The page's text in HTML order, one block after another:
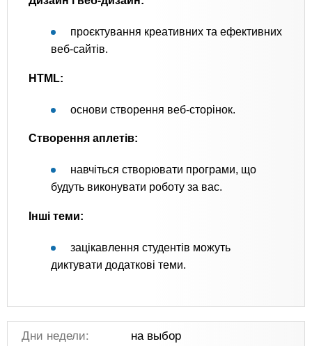
проєктування креативних та ефективних
веб-сайтів.
HTML:
основи створення веб-сторінок.
Створення аплетів:
навчіться створювати програми, що
будуть виконувати роботу за вас.
Інші теми:
зацікавлення студентів можуть
диктувати додаткові теми.
Дни недели: на выбор